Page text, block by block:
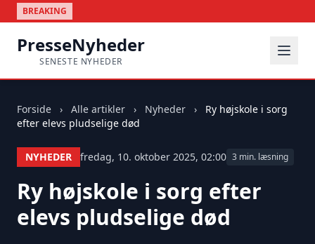
BREAKING
PresseNyheder
SENESTE NYHEDER
Forside › Alle artikler › Nyheder ›
Ry højskole i sorg
efter elevs pludselige død
NYHEDER fredag, 10. oktober 2025, 02:00 3 min. læsning
Ry højskole i sorg efter
elevs pludselige død